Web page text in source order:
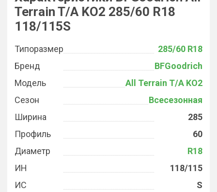
Terrain T/A KO2 285/60 R18
118/115S
Типоразмер
285/60 R18
Бренд
BFGoodrich
Модель
All Terrain T/A KO2
Сезон
Всесезонная
Ширина
285
Профиль
60
Диаметр
R18
ИН
118/115
ИС
S